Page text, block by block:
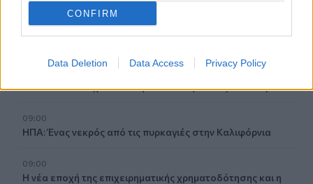
CONFIRM
Data Deletion Data Access Privacy Policy
Σέρρες: Δύο νεκροί μετά από μετωπική σύγκρουση ΙΧ με
Μακελειό σε σχολείο στην Ταϊλάνδη: Στους 7 οι νεκροί
09:00
ΗΠΑ: Ένας νεκρός από τις πυρκαγιές στην Καλιφόρνια
09:00
Η νέα εποχή της επιχειρηματικής χρηματοδότησης και η